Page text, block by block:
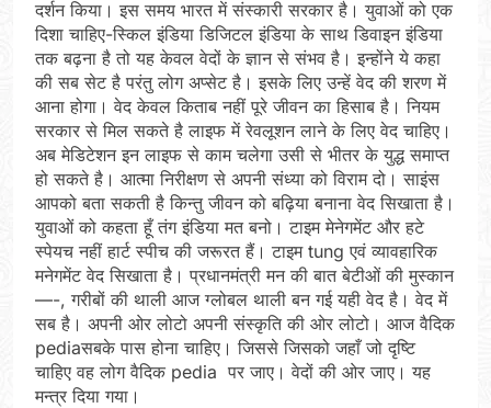
दर्शन किया। इस समय भारत में संस्कारी सरकार है। युवाओं को एक
दिशा चाहिए-स्किल इंडिया डिजिटल इंडिया के साथ डिवाइन इंडिया
तक बढ़ना है तो यह केवल वेदों के ज्ञान से संभव है। इन्होंने ये कहा
की सब सेट है परंतु लोग अप्सेट है। इसके लिए उन्हें वेद की शरण में
आना होगा। वेद केवल किताब नहीं पूरे जीवन का हिसाब है। नियम
सरकार से मिल सकते है लाइफ में रेवलूशन लाने के लिए वेद चाहिए।
अब मेडिटेशन इन लाइफ से काम चलेगा उसी से भीतर के युद्ध समाप्त
हो सकते है। आत्मा निरीक्षण से अपनी संध्या को विराम दो। साइंस
आपको बता सकती है किन्तु जीवन को बढ़िया बनाना वेद सिखाता है।
युवाओं को कहता हूँ तंग इंडिया मत बनो। टाइम मेनेगमेंट और हटे
स्पेयच नहीं हार्ट स्पीच की जरूरत हैं। टाइम tung एवं व्यावहारिक
मनेगमेंट वेद सिखाता है। प्रधानमंत्री मन की बात बेटीओं की मुस्कान
—-, गरीबों की थाली आज ग्लोबल थाली बन गई यही वेद है। वेद में
सब है। अपनी ओर लोटो अपनी संस्कृति की ओर लोटो। आज वैदिक
pediaसबके पास होना चाहिए। जिससे जिसको जहाँ जो दृष्टि
चाहिए वह लोग वैदिक pedia पर जाए। वेदों की ओर जाए। यह
मन्त्र दिया गया।